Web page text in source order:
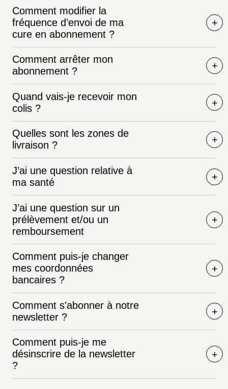
Comment modifier la
fréquence d’envoi de ma
cure en abonnement ?
Comment arrêter mon
abonnement ?
Quand vais-je recevoir mon
colis ?
Quelles sont les zones de
livraison ?
J’ai une question relative à
ma santé
J’ai une question sur un
prélèvement et/ou un
remboursement
Comment puis-je changer
mes coordonnées
bancaires ?
Comment s'abonner à notre
newsletter ?
Comment puis-je me
désinscrire de la newsletter
?